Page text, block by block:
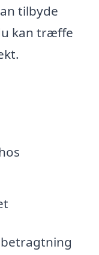
tilbyde
kan træffe